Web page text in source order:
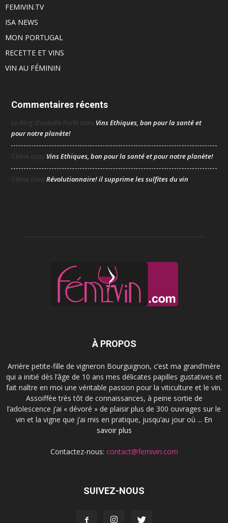
FEMIVIN.TV
ISA NEWS
MON PORTUGAL
RECETTE ET VINS
VIN AU FÉMININ
Commentaires récents
Le Blog d’Isabelle Forêt dans Vins Ethiques, bon pour la santé et
pour notre planète!
Céline dans Vins Ethiques, bon pour la santé et pour notre planète!
Céline dansRévolutionnaire! il supprime les sulfites du vin
À PROPOS
Arrière petite-fille de vigneron Bourguignon, c’est ma grand’mère
qui a initié dès l’âge de 10 ans mes délicates papilles gustatives et
fait naître en moi une véritable passion pour la viticulture et le vin.
Assoiffée très tôt de connaissances, à peine sortie de
l’adolescence j’ai « dévoré » de plaisir plus de 300 ouvrages sur le
vin et la vigne que j’ai mis en pratique, jusqu’au jour où ... En
savoir plus
Contactez-nous: contact@femivin.com
SUIVEZ-NOUS